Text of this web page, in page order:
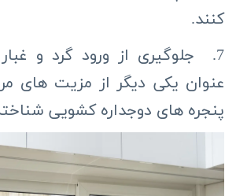
کنند.
7. جلوگیری از ورود گرد و
عنوان یکی دیگر از مزیت های
پنجره های دوجداره کشویی